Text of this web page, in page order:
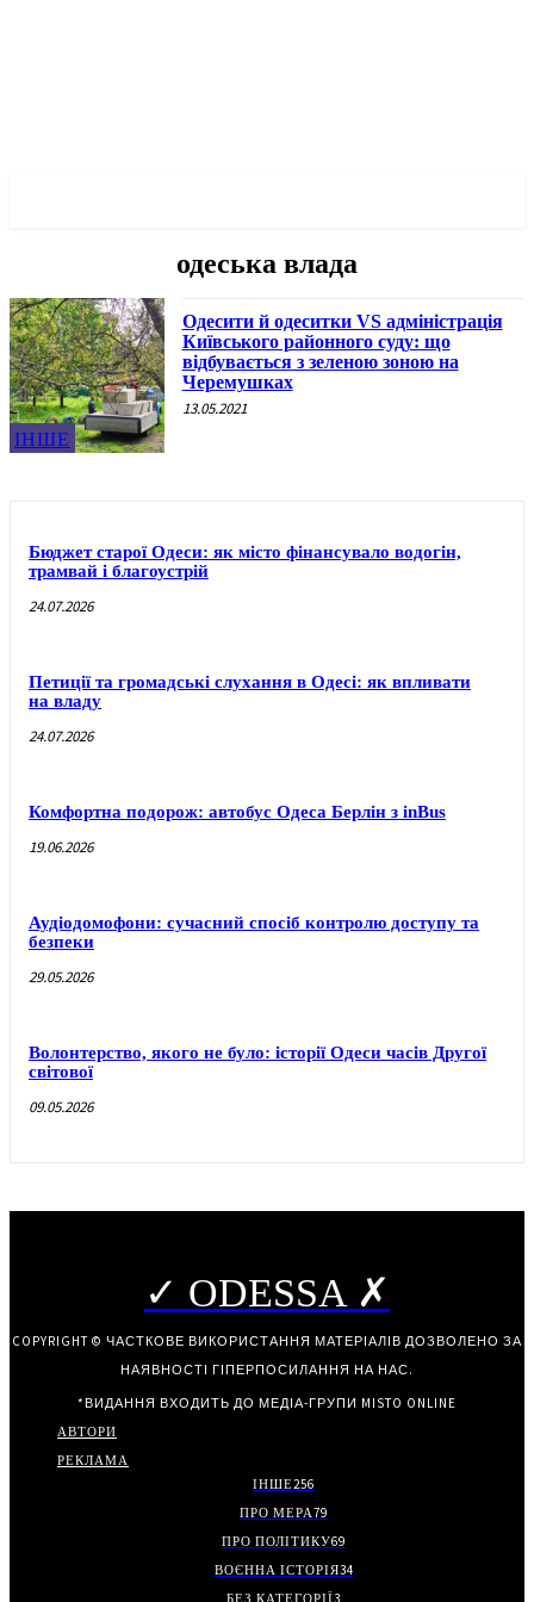
одеська влада
ІНШЕ
Одесити й одеситки VS адміністрація
Київського районного суду: що
відбувається з зеленою зоною на
Черемушках
13.05.2021
Бюджет старої Одеси: як місто фінансувало водогін,
трамвай і благоустрій
24.07.2026
Петиції та громадські слухання в Одесі: як впливати
на владу
24.07.2026
Комфортна подорож: автобус Одеса Берлін з inBus
19.06.2026
Аудіодомофони: сучасний спосіб контролю доступу та
безпеки
29.05.2026
Волонтерство, якого не було: історії Одеси часів Другої
світової
09.05.2026
✓ ODESSA ✗
COPYRIGHT © ЧАСТКОВЕ ВИКОРИСТАННЯ МАТЕРІАЛІВ ДОЗВОЛЕНО ЗА
НАЯВНОСТІ ГІПЕРПОСИЛАННЯ НА НАС.
*ВИДАННЯ ВХОДИТЬ ДО МЕДІА-ГРУПИ MISTO ONLINE
АВТОРИ
РЕКЛАМА
ІНШЕ256
ПРО МЕРА79
ПРО ПОЛІТИКУ69
ВОЄННА ІСТОРІЯ34
БЕЗ КАТЕГОРІЇ3